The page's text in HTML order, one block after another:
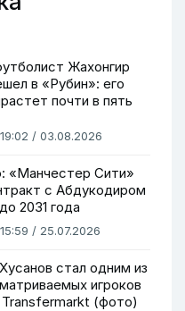
Жахонгир
в «Рубин»: его
почти в пять
19:02 / 03.08.2026
«Манчестер Сити»
с Абдукодиром
2031 года
15:59 / 25.07.2026
стал одним из
игроков
(фото)